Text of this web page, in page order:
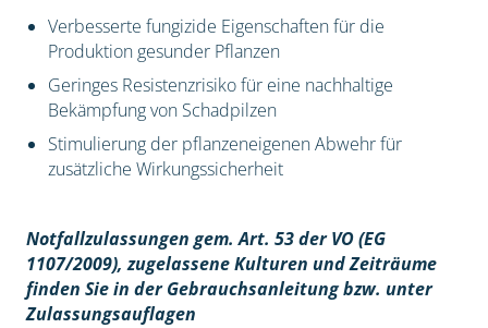
Verbesserte fungizide Eigenschaften für die
Produktion gesunder Pflanzen
Geringes Resistenzrisiko für eine nachhaltige
Bekämpfung von Schadpilzen
Stimulierung der pflanzeneigenen Abwehr für
zusätzliche Wirkungssicherheit
Notfallzulassungen gem. Art. 53 der VO (EG
1107/2009), zugelassene Kulturen und Zeiträume
finden Sie in der Gebrauchsanleitung bzw. unter
Zulassungsauflagen